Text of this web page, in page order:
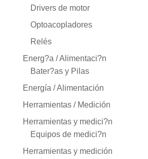
Drivers de motor
Optoacopladores
Relés
Energ?a / Alimentaci?n
Bater?as y Pilas
Energía / Alimentación
Herramientas / Medición
Herramientas y medici?n
Equipos de medici?n
Herramientas y medición